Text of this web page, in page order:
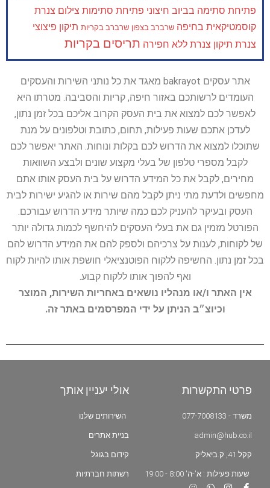
פתיחת סתימה בביוב חיצוני פתיחת סתימות צילום צנרת
קוסמטיקאית בחיפה שרברב בצפון שרברב בקריות תיקון פיצוצי
צנרת תיקון צנרת ללא חפירה תריסים בקריות
אתר עסקים bakrayot מאגד את כל נותני השירות והעסקים
העומדים לרשותכם באזור חיפה, קריות והסביבה. מטרתו היא
לאפשר לכם למצוא את בית העסק הקרוב אליכם בכל זמן נתון,
לעדכן אתכם שעות פעילות, תחום, כתובת וטלפונים על מנת
שתוכלו למצוא את הדרוש לכם בקלות ונוחות. האתר יאפשר לכם
לקבל מספרי טלפון של בעלי מקצוע שונים ולבצע השוואות
מחירים, לקבל את כל המידע הדרוש על בית העסק אותו אתם
מחפשים ולדעת מתי ניתן לקבל מהם שירות או להגיע ישירות לבית
העסק ובעיקר להעניק לכם כמה שיותר מידע הדרוש עבורכם.
הפורטל מזמין גם את בעלי העסקים להיחשף לכמות גדולה יותר
של לקוחות, לענות על צרכיהם ולספק להם את המידע הדרוש להם
בכל זמן נתון. החשיפה ללקוח הפוטנציאלי חושפת אותו להיות לקוח
ואף להפוך אותו ללקוח קבוע.
אין האתר ו/או מנהליו נושאים באחריות השירות, המוצר
וכיוצ״ב הניתן על ידי המפרסמים באתר זה.
פרטי התקשרות
משרד - 077-7008133
admin@hub.co.il
קקל 41, ק.ביאליק
שעות פעילות : א'-ה' 8:00 - 19:00
אולי יעניין אותך
השירותים שלנו
בניית אתרים
קידום בגוגל
רשתות חברתיות